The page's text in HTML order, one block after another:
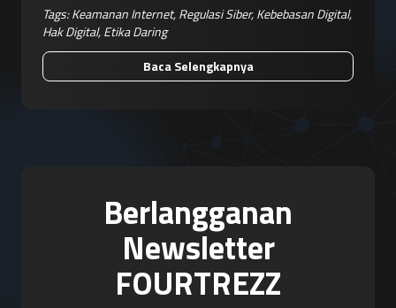
Tags:Keamanan Internet,Regulasi Siber,Kebebasan Digital,
Hak Digital,Etika Daring
Baca Selengkapnya
Berlangganan
Newsletter
FOURTREZZ